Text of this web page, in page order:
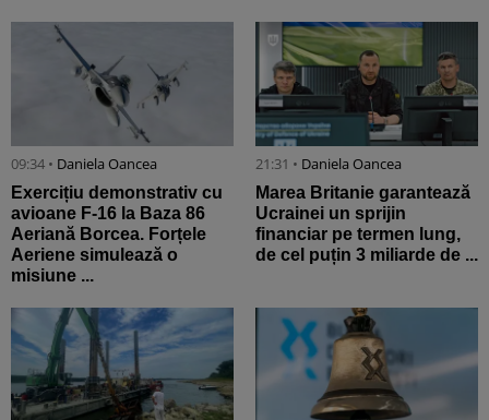
09:34 • Daniela Oancea
Exercițiu demonstrativ cu
avioane F-16 la Baza 86
Aeriană Borcea. Forțele
Aeriene simulează o
misiune ...
21:31 • Daniela Oancea
Marea Britanie garantează
Ucrainei un sprijin
financiar pe termen lung,
de cel puțin 3 miliarde de ...